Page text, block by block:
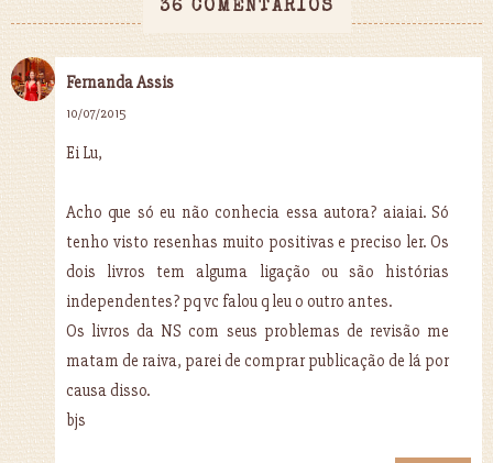
36 COMENTÁRIOS
Fernanda Assis
10/07/2015
Ei Lu,
Acho que só eu não conhecia essa autora? aiaiai. Só
tenho visto resenhas muito positivas e preciso ler. Os
dois livros tem alguma ligação ou são histórias
independentes? pq vc falou q leu o outro antes.
Os livros da NS com seus problemas de revisão me
matam de raiva, parei de comprar publicação de lá por
causa disso.
bjs